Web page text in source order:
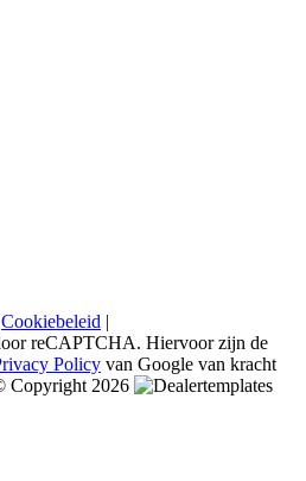
Cookiebeleid |
reCAPTCHA. Hiervoor zijn de
Policy van Google van kracht
Copyright 2026